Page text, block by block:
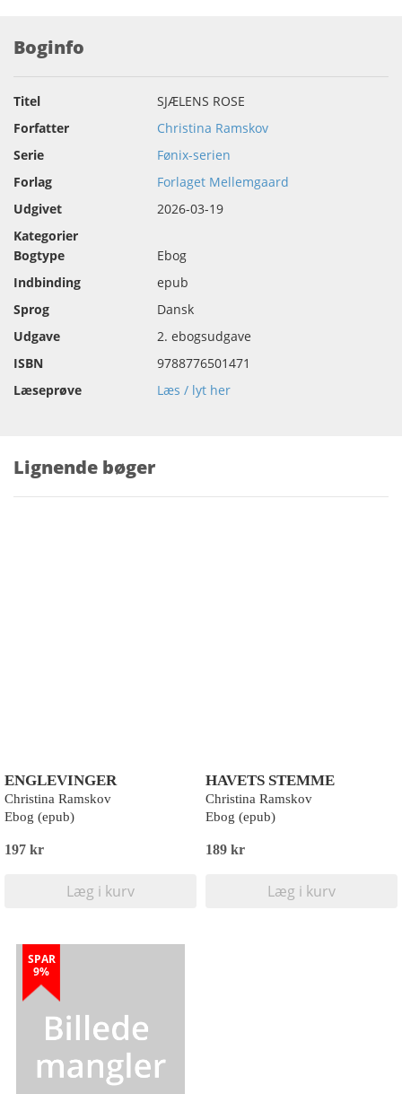
Boginfo
Titel
SJÆLENS ROSE
Forfatter
Christina Ramskov
Serie
Fønix-serien
Forlag
Forlaget Mellemgaard
Udgivet
2026-03-19
Kategorier
Bogtype
Ebog
Indbinding
epub
Sprog
Dansk
Udgave
2. ebogsudgave
ISBN
9788776501471
Læseprøve
Læs / lyt her
Lignende bøger
ENGLEVINGER
Christina Ramskov
Ebog (epub)
197 kr
Læg i kurv
HAVETS STEMME
Christina Ramskov
Ebog (epub)
189 kr
Læg i kurv
SPAR
9%